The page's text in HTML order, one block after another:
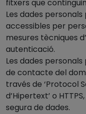
fitxers que
Les dades
accessibles per
mesures tècniques
autenticació.
Les dades
de contacte del
través de ‘Protocol
d’Hipertext’ o
segura de dades.